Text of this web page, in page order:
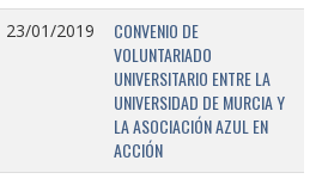
23/01/2019
CONVENIO DE
VOLUNTARIADO
UNIVERSITARIO ENTRE LA
UNIVERSIDAD DE MURCIA Y
LA ASOCIACIÓN AZUL EN
ACCIÓN